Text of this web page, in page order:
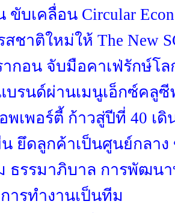
ขับเคลื่อน Circular
สชาติใหม่ให้ The New
ากอน จับมือคาเฟ่รักษ์โ
บรนด์ผ่านเมนูเอ็กซ์คลูซี
พเพอร์ตี้ ก้าวสู่ปีที่ 40 เดิ
น ยึดลูกค้าเป็นศูนย์กลา
ธรรมาภิบาล การพัฒน
ารทำงานเป็นทีม